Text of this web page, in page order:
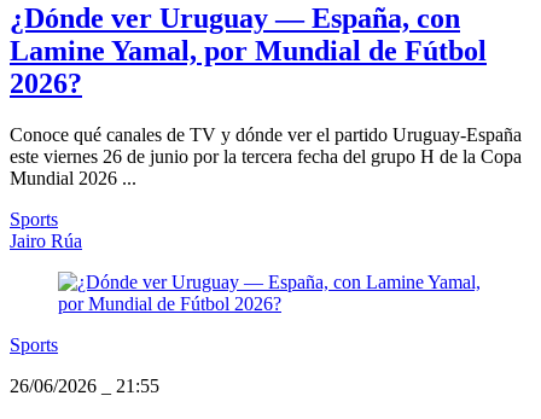
¿Dónde ver Uruguay — España, con
Lamine Yamal, por Mundial de Fútbol
2026?
Conoce qué canales de TV y dónde ver el partido Uruguay-España
este viernes 26 de junio por la tercera fecha del grupo H de la Copa
Mundial 2026 ...
Sports
Jairo Rúa
Sports
26/06/2026
21:55